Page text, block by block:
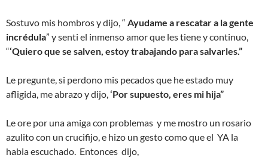
Sostuvo mis hombros y dijo, “ Ayudame a rescatar a la gente
incrédula” y senti el inmenso amor que les tiene y continuo,
“‘Quiero que se salven, estoy trabajando para salvarles.”
Le pregunte, si perdono mis pecados que he estado muy
afligida, me abrazo y dijo, ‘Por supuesto, eres mi hija”
Le ore por una amiga con problemas y me mostro un rosario
azulito con un crucifijo, e hizo un gesto como que el YA la
habia escuchado. Entonces dijo,